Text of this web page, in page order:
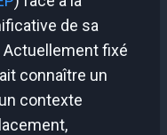
de sa
Actuellement fixé
connaître un
contexte